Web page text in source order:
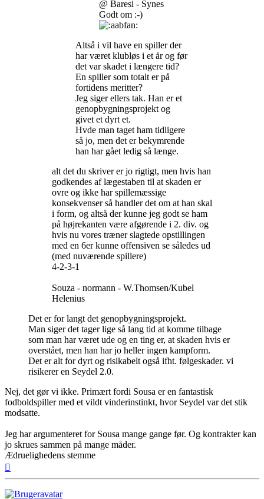
@ Baresi - Synes
Godt om :-)
Altså i vil have en spiller der
har været klubløs i et år og før
det var skadet i længere tid?
En spiller som totalt er på
fortidens meritter?
Jeg siger ellers tak. Han er et
genopbygningsprojekt og
givet et dyrt et.
Hvde man taget ham tidligere
så jo, men det er bekymrende
han har gået ledig så længe.
alt det du skriver er jo rigtigt, men hvis han
godkendes af lægestaben til at skaden er
ovre og ikke har spillemæssige
konsekvenser så handler det om at han skal
i form, og altså der kunne jeg godt se ham
på højrekanten være afgørende i 2. div. og
hvis nu vores træner slagtede opstillingen
med en 6er kunne offensiven se således ud
(med nuværende spillere)
4-2-3-1
Souza - normann - W.Thomsen/Kubel
Helenius
Det er for langt det genopbygningsprojekt.
Man siger det tager lige så lang tid at komme tilbage
som man har været ude og en ting er, at skaden hvis er
overstået, men han har jo heller ingen kampform.
Det er alt for dyrt og risikabelt også ifht. følgeskader. vi
risikerer en Seydel 2.0.
Nej, det gør vi ikke. Primært fordi Sousa er en fantastisk
fodboldspiller med et vildt vinderinstinkt, hvor Seydel var det stik
modsatte.
Jeg har argumenteret for Sousa mange gange før. Og kontrakter kan
jo skrues sammen på mange måder.
Ædruelighedens stemme